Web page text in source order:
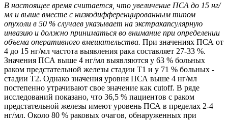
В настоящее время считается, что увеличение ПСА до 15 нг/
мл и выше вместе с низкодифференцированным типом
опухоли в 50 % случаев указывает на экстракапсулярную
инвазию и должно приниматься во внимание при определении
объема оперативного вмешательства. При значениях ПСА от
4 до 15 нг/мл частота выявления рака составляет 27-33 %.
Значения ПСА выше 4 нг/мл выявляются у 63 % больных
раком предстательной железы стадии Т1 и у 71 % больных -
стадии Т2. Однако значения уровня ПСА выше 4 нг/мл
постепенно утрачивают свое значение как сutoff. В ряде
исследований показано, что 36,5 % пациентов с раком
предстательной железы имеют уровень ПСА в пределах 2-4
нг/мл. Около 80 % раковых очагов, обнаруженных при